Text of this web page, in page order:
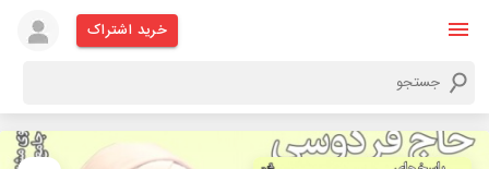
خرید اشتراک